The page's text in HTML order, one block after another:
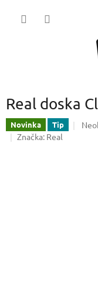
Real doska
Novinka Tip
Značka: Real